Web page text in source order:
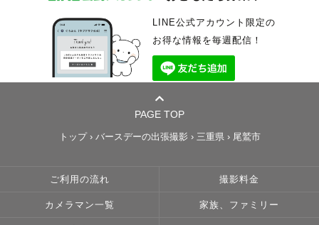
LINE公式アカウント限定の
お得な情報を毎週配信！
PAGE TOP
トップ› バースデーの出張撮影 › 三重県› 尾鷲市
ご利用の流れ 撮影料金
カメラマン一覧 家族、ファミリー